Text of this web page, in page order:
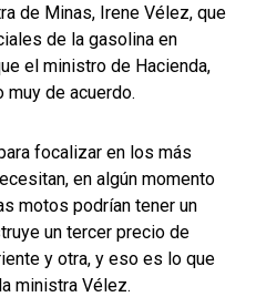
de Minas, Irene Vélez, que
de la gasolina en
el ministro de Hacienda,
muy de acuerdo.
focalizar en los más
en algún momento
motos podrían tener un
un tercer precio de
y otra, y eso es lo que
ministra Vélez.